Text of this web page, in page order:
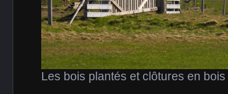
Les bois plantés et clôtures en